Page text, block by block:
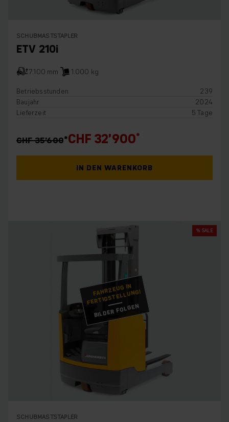
SCHUBMASTSTAPLER
ETV 210i
7.100 mm
1.000 kg
Betriebsstunden
239
Baujahr
2024
Lieferzeit
5 Tage
CHF 35’600 CHF 32’900
IN DEN WARENKORB
FAHRZEUG IN
FERTIGSTELLUNG!
BILDER FOLGEN
% SALE
SCHUBMASTSTAPLER